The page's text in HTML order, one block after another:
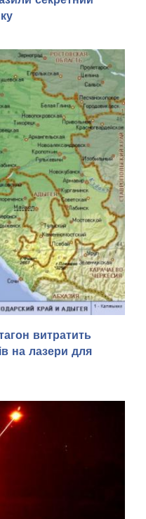
зв'язок Starlink .
російську систему
Купол Гарант», яка
– цього разу в
П...
витратить
на лазери для